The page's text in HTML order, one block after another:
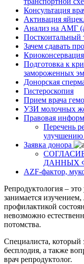
Консультация
Активация
Анализ на АМГ
Посткоитальный
Зачем сдавать
Криоконсервация
Подготовка к
замороженных
Донорская
Гистероскопия
Прием врача
УЗИ молочных
Правовая
Перечень
улучшению
Заявка донора
ДАННЫХ
AZF-фактор,
Репродуктология –
занимается
профилактикой
невозможно
потомства.
Специалиста, который
бесплодия, а также
врач репродуктолог.